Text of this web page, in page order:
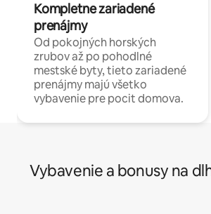
Kompletne zariadené
prenájmy
Od pokojných horských
zrubov až po pohodlné
mestské byty, tieto zariadené
prenájmy majú všetko
vybavenie pre pocit domova.
Vybavenie a bonusy na